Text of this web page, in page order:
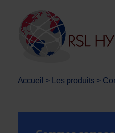
Accueil > Les produits >